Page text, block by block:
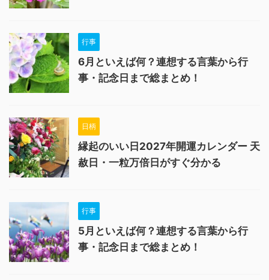
行事
6月といえば何？連想する言葉から行
事・記念日まで総まとめ！
日柄
縁起のいい日2027年開運カレンダー 天
赦日・一粒万倍日がすぐ分かる
行事
5月といえば何？連想する言葉から行
事・記念日まで総まとめ！